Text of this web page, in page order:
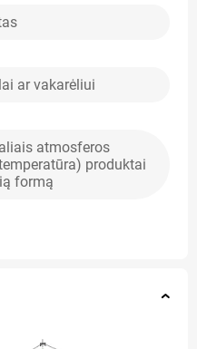
ar vakarėliui
atmosferos
produktai
formą